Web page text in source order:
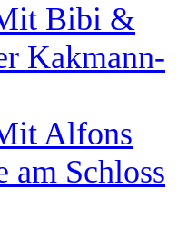
Bibi &
Kakmann-
Alfons
am Schloss